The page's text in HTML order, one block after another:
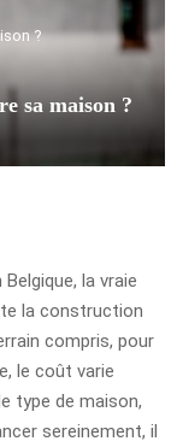
?
sa maison ?
la vraie
la construction
compris, pour
le coût varie
type de maison,
sereinement, il